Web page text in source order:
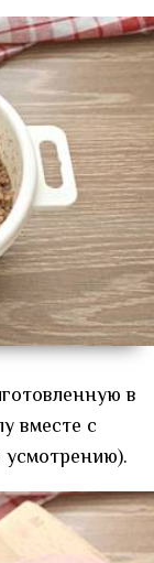
в
вместе с
усмотрению).